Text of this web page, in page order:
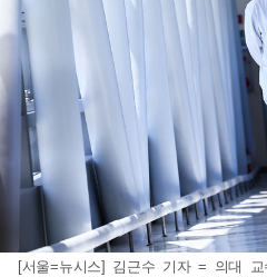
[서울=뉴시스] 김근수 기자 = 의대